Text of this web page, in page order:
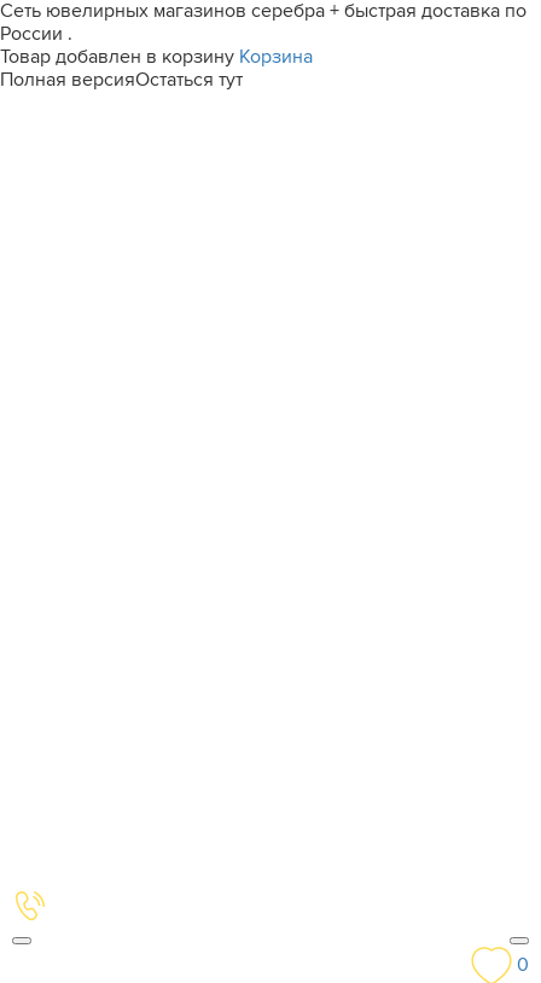
Сеть ювелирных магазинов серебра + быстрая доставка по
России .
Товар добавлен в корзину Корзина
Полная версияОстаться тут
0